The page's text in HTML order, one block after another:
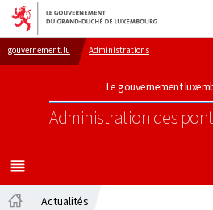
Aller au menu
Aller au
gouvernement.lu Administrations
Le gouvernement
Administration des
MENU
PRINCIPAL
Actualités